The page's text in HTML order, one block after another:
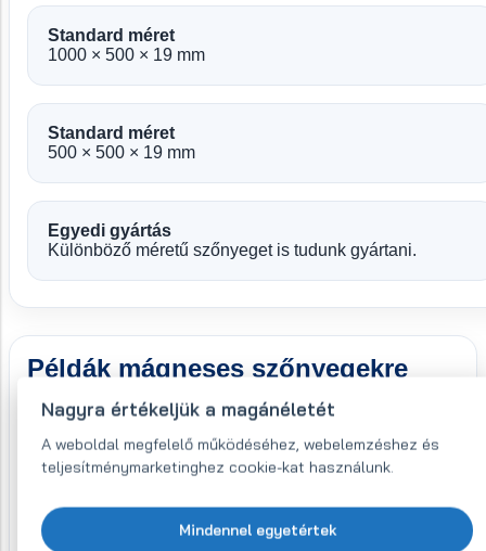
Standard méret
1000 × 500 × 19 mm
Standard méret
500 × 500 × 19 mm
Egyedi gyártás
Különböző méretű szőnyeget is tudunk gyártani.
Példák mágneses szőnyegekre
Nagyra értékeljük a magánéletét
A weboldal megfelelő működéséhez, webelemzéshez és
teljesítménymarketinghez cookie-kat használunk.
Mindennel egyetértek